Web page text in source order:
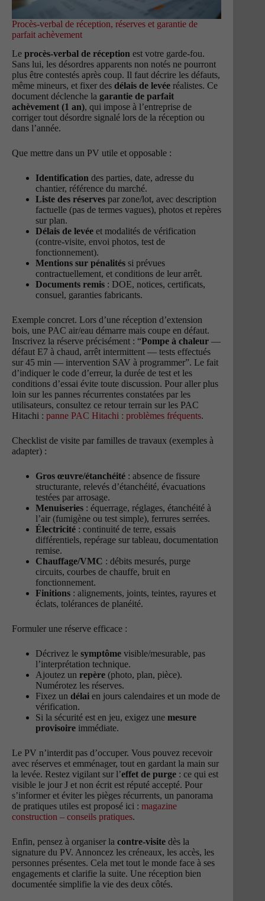
Procès-verbal de réception, réserves et garantie de
parfait achèvement
Le procès-verbal de réception est votre garde-fou.
Sans lui, les désordres apparents non notés ne pourront
plus être contestés après coup. Il faut décrire les défauts,
même mineurs, et fixer des délais de levée réalistes. Ce
document déclenche la garantie de parfait
achèvement (1 an), qui impose à l’entreprise de
corriger tout désordre signalé lors de la réception ou
dans l’année.
Que mettre dans un PV utile et opposable :
Identification des parties, date, adresse du
chantier, référence du marché.
Liste des réserves par zone/lot, avec description
factuelle (pas de termes vagues), photos et repères
sur plan.
Délais de levée et modalités de vérification
(contre-visite, envoi photos, test de
fonctionnement).
Mentions sur pénalités si prévues
contractuellement, et conditions de leur arrêt.
Documents remis : DOE, notices, certificats,
consuel, garanties fabricants.
Exemple concret. Lors d’une réception d’extension
bois, une PAC air/eau démarre mais coupe en défaut.
Inscrivez la réserve précisément : “Pompe à chaleur —
défaut E7 à chaud, arrêt intermittent — tests effectués
sur 45 min — intervention SAV à programmer”. Le fait
d’indiquer le code d’erreur, la durée de test et les
conditions d’essai évite toute discussion. Pour aller plus
loin sur les pannes récurrentes constatées par les
utilisateurs, consultez ce retour terrain sur les PAC
Hitachi : panne PAC Hitachi : problèmes fréquents.
Checklist de visite par familles de travaux (exemples à
adapter) :
Gros œuvre/étanchéité : absence de fissure
structurante, relevés d’étanchéité, évacuations
testées par arrosage.
Menuiseries : équerrage, réglages, étanchéité à
l’air (fumigène ou test simple), ferrures serrées.
Électricité : continuité de terre, essais
différentiels, repérage sur tableau, documentation
remise.
Chauffage/VMC : débits mesurés, purge
circuits, courbes de chauffe, bruit en
fonctionnement.
Finitions : alignements, joints, teintes, rayures et
éclats, tolérances de planéité.
Formuler une réserve efficace :
Décrivez le symptôme visible/mesurable, pas
l’interprétation technique.
Ajoutez un repère (photo, plan, pièce).
Numérotez les réserves.
Fixez un délai en jours calendaires et un mode de
vérification.
Si la sécurité est en jeu, exigez une mesure
provisoire immédiate.
Le PV n’interdit pas d’occuper. Vous pouvez recevoir
avec réserves et emménager, tout en gardant la main sur
la levée. Restez vigilant sur l’effet de purge : ce qui est
visible le jour J et non écrit est réputé accepté. Pour
s’informer et éviter les pièges récurrents, un panorama
de pratiques utiles est proposé ici : magazine
construction – conseils pratiques.
Enfin, pensez à organiser la contre-visite dès la
signature du PV. Annoncez les créneaux, les accès, les
personnes présentes. Cela met tout le monde face à ses
engagements et clarifie la suite. Une réception bien
documentée simplifie la vie des deux côtés.